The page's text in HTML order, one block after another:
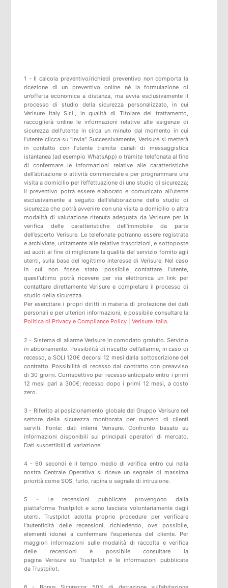
1 - Il calcola preventivo/richiedi preventivo non comporta la
ricezione di un preventivo online né la formulazione di
un’offerta economica a distanza, ma avvia esclusivamente il
processo di studio della sicurezza personalizzato, in cui
Verisure Italy S.r.l., in qualità di Titolare del trattamento,
raccoglierà online le informazioni relative alle esigenze di
sicurezza dell'utente in circa un minuto dal momento in cui
l’utente clicca su "invia". Successivamente, Verisure si metterà
in contatto con l’utente tramite canali di messaggistica
istantanea (ad esempio WhatsApp) o tramite telefonata al fine
di confermare le informazioni relative alle caratteristiche
dell’abitazione o attività commerciale e per programmare una
visita a domicilio per l’effettuazione di uno studio di sicurezza;
il preventivo potrà essere elaborato e comunicato all’utente
esclusivamente a seguito dell'elaborazione dello studio di
sicurezza che potrà avvenire con una visita a domicilio o altra
modalità di valutazione ritenuta adeguata da Verisure per la
verifica delle caratteristiche dell’immobile da parte
dell’esperto Verisure. Le telefonate potranno essere registrate
e archiviate, unitamente alle relative trascrizioni, e sottoposte
ad audit al fine di migliorare la qualità del servizio fornito agli
utenti, sulla base del legittimo interesse di Verisure. Nel caso
in cui non fosse stato possibile contattare l’utente,
quest’ultimo potrà ricevere per via elettronica un link per
contattare direttamente Verisure e completare il processo di
studio della sicurezza.
Per esercitare i propri diritti in materia di protezione dei dati
personali e per ulteriori informazioni, è possibile consultare la
Politica di Privacy e Compliance Policy | Verisure Italia.
2 - Sistema di allarme Verisure in comodato gratuito. Servizio
in abbonamento. Possibilità di riscatto dell’allarme, in caso di
recesso, a SOLI 120€ decorsi 12 mesi dalla sottoscrizione del
contratto. Possibilità di recesso dal contratto con preavviso
di 30 giorni. Corrispettivo per recesso anticipato entro i primi
12 mesi pari a 300€; recesso dopo i primi 12 mesi, a costo
zero.
3 - Riferito al posizionamento globale del Gruppo Verisure nel
settore della sicurezza monitorata per numero di clienti
serviti. Fonte: dati interni Verisure. Confronto basato su
informazioni disponibili sui principali operatori di mercato.
Dati suscettibili di variazione.
4 - 60 secondi è il tempo medio di verifica entro cui nella
nostra Centrale Operativa si riceve un segnale di massima
priorità come SOS, furto, rapina o segnale di intrusione.
5 - Le recensioni pubblicate provengono dalla
piattaforma Trustpilote sono lasciate volontariamente dagli
utenti.Trustpilot adotta proprie procedure per verificare
l'autenticità delle recensioni, richiedendo, ove possibile,
elementi idonei a confermare l'esperienza del cliente. Per
maggiori informazioni sulle modalità di raccolta e verifica
delle recensioni è possibile consultarela
paginaVerisure suTrustpilot e le informazioni pubblicate
da Trustpilot.